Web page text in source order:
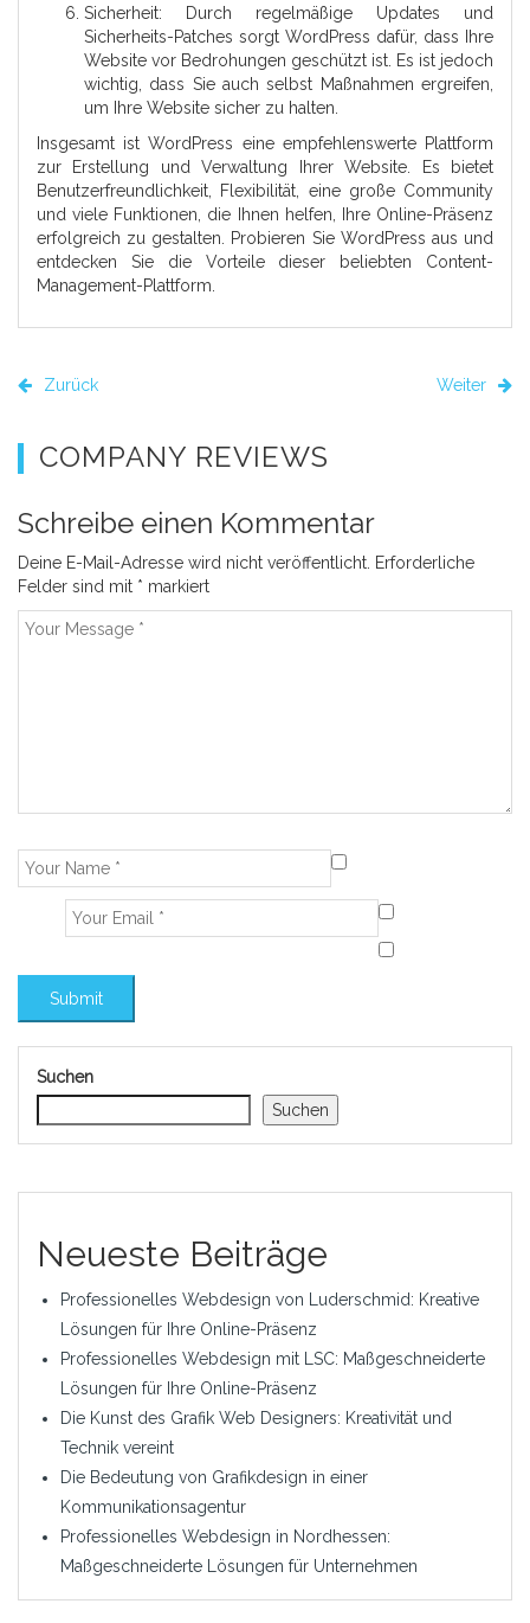
Sicherheit: Durch regelmäßige Updates und
Sicherheits-Patches sorgt WordPress dafür, dass Ihre
Website vor Bedrohungen geschützt ist. Es ist jedoch
wichtig, dass Sie auch selbst Maßnahmen ergreifen,
um Ihre Website sicher zu halten.
Insgesamt ist WordPress eine empfehlenswerte Plattform
zur Erstellung und Verwaltung Ihrer Website. Es bietet
Benutzerfreundlichkeit, Flexibilität, eine große Community
und viele Funktionen, die Ihnen helfen, Ihre Online-Präsenz
erfolgreich zu gestalten. Probieren Sie WordPress aus und
entdecken Sie die Vorteile dieser beliebten Content-
Management-Plattform.
Zurück Weiter
COMPANY REVIEWS
Schreibe einen Kommentar
Deine E-Mail-Adresse wird nicht veröffentlicht. Erforderliche
Felder sind mit * markiert
Suchen
Suchen
Neueste Beiträge
Professionelles Webdesign von Luderschmid: Kreative
Lösungen für Ihre Online-Präsenz
Professionelles Webdesign mit LSC: Maßgeschneiderte
Lösungen für Ihre Online-Präsenz
Die Kunst des Grafik Web Designers: Kreativität und
Technik vereint
Die Bedeutung von Grafikdesign in einer
Kommunikationsagentur
Professionelles Webdesign in Nordhessen:
Maßgeschneiderte Lösungen für Unternehmen